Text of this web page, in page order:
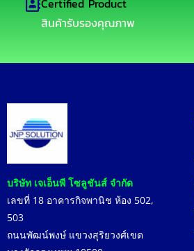
Certified Product
สินค้ารับรองคุณภาพ
บริษัท เจเอ็นพี โซลูชันส์ จำกัด
เลขที่ 18 อาคารกิจพานิช ห้อง 502,
503
ถนนพัฒน์พงษ์ แขวงสุริยวงศ์เขต